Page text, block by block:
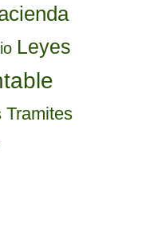
Leyes
Tramites